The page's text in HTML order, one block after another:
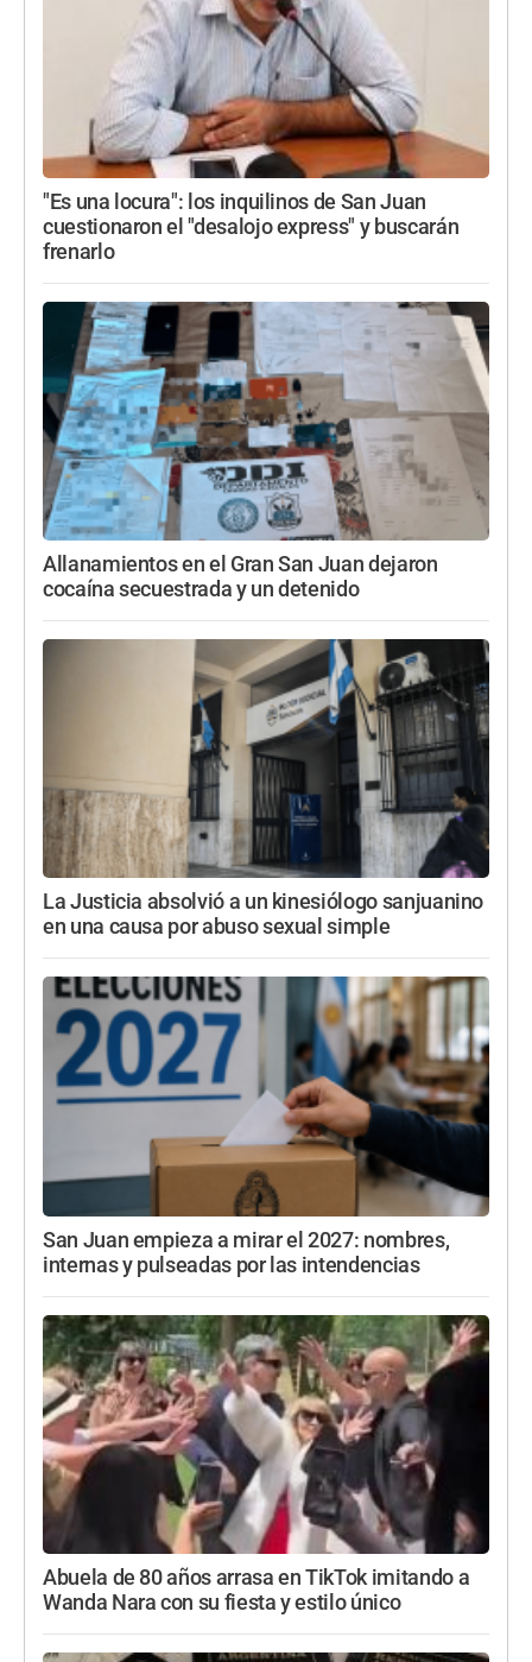
"Es una locura": los inquilinos de San Juan
cuestionaron el "desalojo express" y buscarán
frenarlo
Allanamientos en el Gran San Juan dejaron
cocaína secuestrada y un detenido
La Justicia absolvió a un kinesiólogo sanjuanino
en una causa por abuso sexual simple
San Juan empieza a mirar el 2027: nombres,
internas y pulseadas por las intendencias
Abuela de 80 años arrasa en TikTok imitando a
Wanda Nara con su fiesta y estilo único